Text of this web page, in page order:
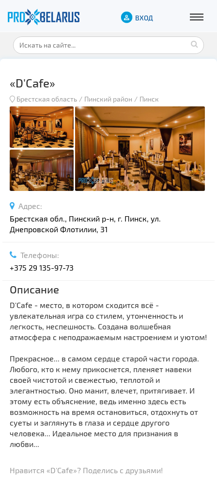
ВХОД
«D'Cafe»
Брестская область Пинский район Пинск
Адрес:
Брестская обл., Пинский р-н, г. Пинск, ул.
Днепровской Флотилии, 31
Телефоны:
+375 29 135-97-73
Описание
D'Cafe - место, в котором сходится всё -
увлекательная игра со стилем, утонченность и
легкость, неспешность. Создана волшебная
атмосфера с неподражаемым настроением и уютом!
Прекрасное... в самом сердце старой части города.
Любого, кто к нему прикоснется, пленяет навеки
своей чистотой и свежестью, теплотой и
элегантностью. Оно манит, влечет, притягивает. И
этому есть объяснение, ведь именно здесь есть
возможность на время остановиться, отдохнуть от
суеты и заглянуть в глаза и сердце другого
человека... Идеальное место для признания в
любви...
Нравится «D'Cafe»? Поделись с друзьями!